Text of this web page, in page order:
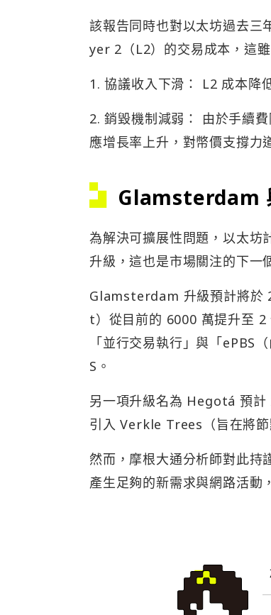
該報告同時也對以太坊過去三
yer 2（L2）的交易成本，這
1. 協議收入下滑： L2 成本降
2. 銷毀機制減弱： 由於手續
應增長率上升，對幣價支撐力
Glamsterdam
為解決可擴展性問題，以太
升級，這也是市場關注的下一
Glamsterdam 升級預計將於
t）從目前的 6000 萬提升至
「並行交易執行」與「ePBS
S。
另一項升級名為 Hegotá 預計
引入 Verkle Trees（旨在將節
然而，摩根大通分析師對此持
產生足夠的新需求與網路活動